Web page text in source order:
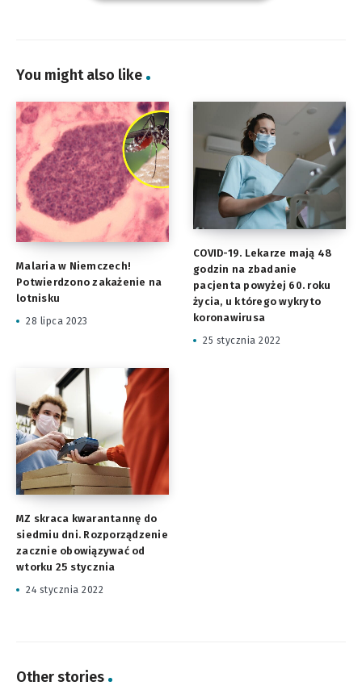
You might also like
Malaria w Niemczech!
Potwierdzono zakażenie na
lotnisku
28 lipca 2023
COVID-19. Lekarze mają 48
godzin na zbadanie
pacjenta powyżej 60. roku
życia, u którego wykryto
koronawirusa
25 stycznia 2022
MZ skraca kwarantannę do
siedmiu dni. Rozporządzenie
zacznie obowiązywać od
wtorku 25 stycznia
24 stycznia 2022
Other stories